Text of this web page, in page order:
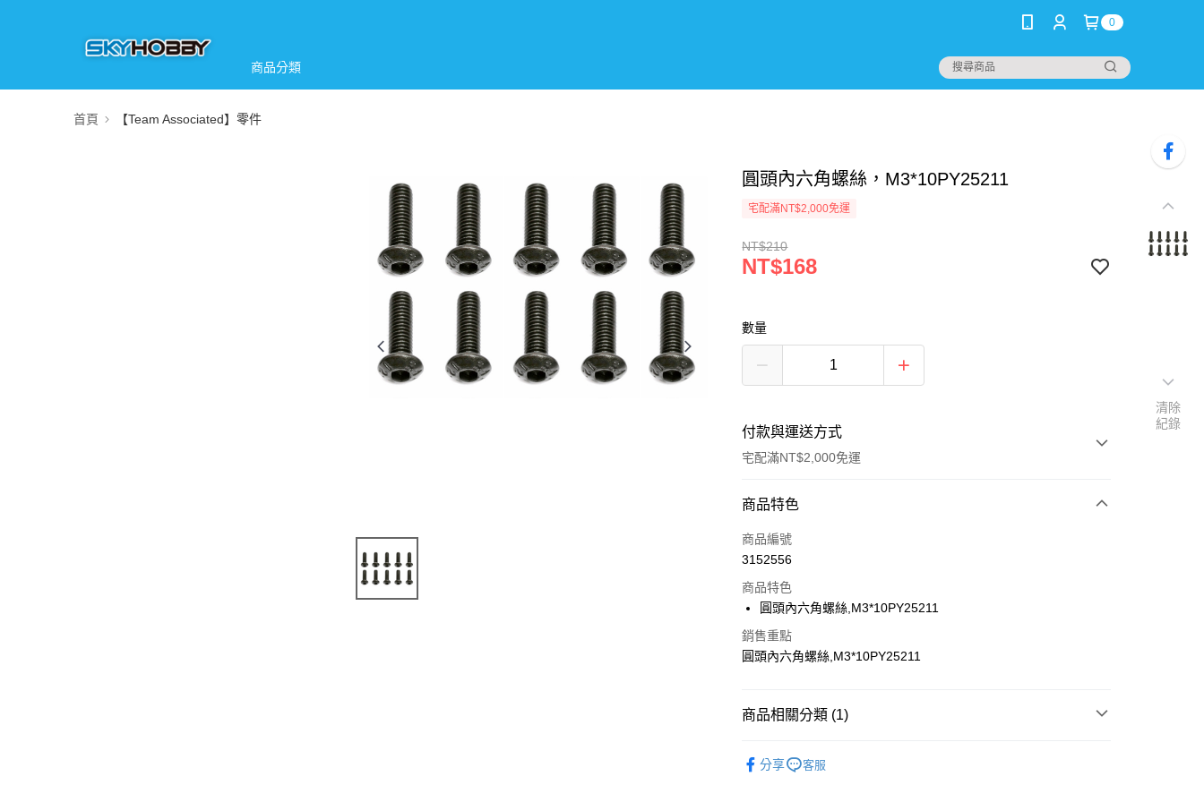
0
商品分類
首頁 【Team Associated】零件
圓頭內六角螺絲，M3*10PY25211
宅配滿NT$2,000免運
NT$210
NT$168
數量
付款與運送方式
宅配滿NT$2,000免運
付款方式
信用卡一次付款
Apple Pay
街口支付
運送方式
商品特色
商品編號
3152556
商品特色
圓頭內六角螺絲,M3*10PY25211
銷售重點
圓頭內六角螺絲,M3*10PY25211
商品相關分類 (1)
分享
客服
清除
紀錄